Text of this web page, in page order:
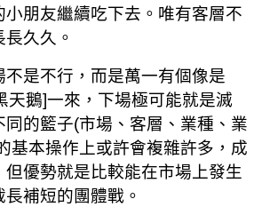
朋友繼續吃下去。唯有客層不
久久。
不是不行，而是萬一有個像是
天鵝]一來，下場極可能就是滅
同的籃子(市場、客層、業種、業
基本操作上或許會複雜許多，成
優勢就是比較能在市場上發生
補短的團體戰。